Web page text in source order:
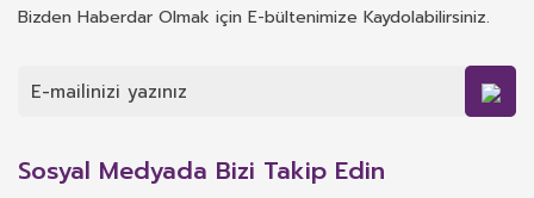
Bizden Haberdar Olmak için E-bültenimize Kaydolabilirsiniz.
Sosyal Medyada Bizi Takip Edin